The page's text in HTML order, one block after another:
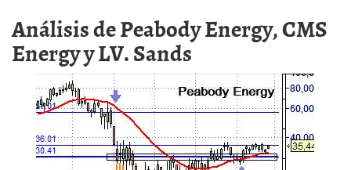
Análisis de Peabody Energy, CMS
Energy y LV. Sands